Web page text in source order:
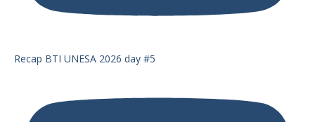
Recap BTI UNESA 2026 day #5